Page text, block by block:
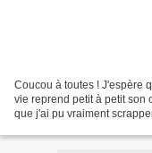
Coucou à toutes ! J'espère
vie reprend petit à petit son
que j'ai pu vraiment